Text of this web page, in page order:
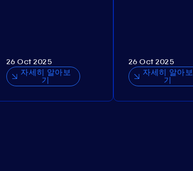
26 Oct 2025
자세히 알아보
기
26 Oct 2025
자세히 알아보
기